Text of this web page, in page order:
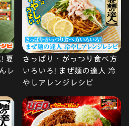
夏
レ
さっぱり・がっつり食べ方
いろいろ! まぜ麺の達人 冷
やしアレンジレシピ